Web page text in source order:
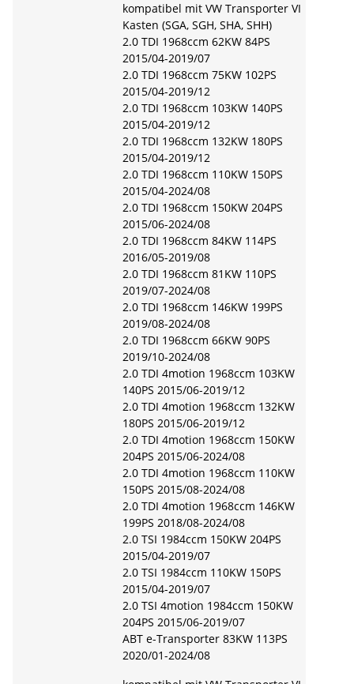
kompatibel mit VW Transporter VI
Kasten (SGA, SGH, SHA, SHH)
2.0 TDI 1968ccm 62KW 84PS
2015/04-2019/07
2.0 TDI 1968ccm 75KW 102PS
2015/04-2019/12
2.0 TDI 1968ccm 103KW 140PS
2015/04-2019/12
2.0 TDI 1968ccm 132KW 180PS
2015/04-2019/12
2.0 TDI 1968ccm 110KW 150PS
2015/04-2024/08
2.0 TDI 1968ccm 150KW 204PS
2015/06-2024/08
2.0 TDI 1968ccm 84KW 114PS
2016/05-2019/08
2.0 TDI 1968ccm 81KW 110PS
2019/07-2024/08
2.0 TDI 1968ccm 146KW 199PS
2019/08-2024/08
2.0 TDI 1968ccm 66KW 90PS
2019/10-2024/08
2.0 TDI 4motion 1968ccm 103KW
140PS 2015/06-2019/12
2.0 TDI 4motion 1968ccm 132KW
180PS 2015/06-2019/12
2.0 TDI 4motion 1968ccm 150KW
204PS 2015/06-2024/08
2.0 TDI 4motion 1968ccm 110KW
150PS 2015/08-2024/08
2.0 TDI 4motion 1968ccm 146KW
199PS 2018/08-2024/08
2.0 TSI 1984ccm 150KW 204PS
2015/04-2019/07
2.0 TSI 1984ccm 110KW 150PS
2015/04-2019/07
2.0 TSI 4motion 1984ccm 150KW
204PS 2015/06-2019/07
ABT e-Transporter 83KW 113PS
2020/01-2024/08